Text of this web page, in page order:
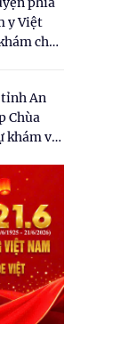
y Việt
chữa
An
Chùa
khám và